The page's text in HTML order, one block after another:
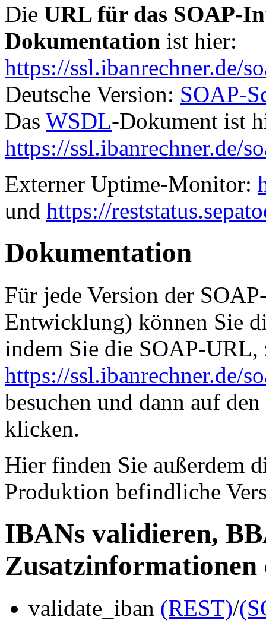
Die URL für das SOAP-
Dokumentation ist hier:
https://ssl.ibanrechner.de/
Deutsche Version: SOAP-
Das WSDL-Dokument ist
https://ssl.ibanrechner.de/
Externer Uptime-Monitor:
und https://
Dokumentation
Für jede Version der
Entwicklung) können Sie
indem Sie die SOAP-URL,
https://ssl.ibanrechner.de/
besuchen und dann auf
klicken.
Hier finden Sie außerdem
Produktion befindliche
IBANs validieren,
Zusatzinformationen
validate_iban (REST)/